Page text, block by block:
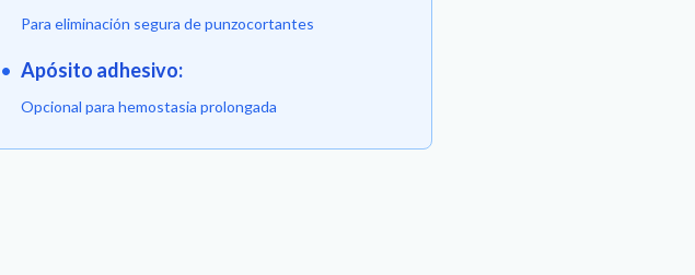
Para eliminación segura de punzocortantes
• Apósito adhesivo:
Opcional para hemostasia prolongada